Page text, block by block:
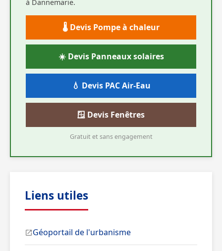
à Dannemarie.
🌡️ Devis Pompe à chaleur
☀️ Devis Panneaux solaires
💧 Devis PAC Air-Eau
🪟 Devis Fenêtres
Gratuit et sans engagement
Liens utiles
Géoportail de l'urbanisme